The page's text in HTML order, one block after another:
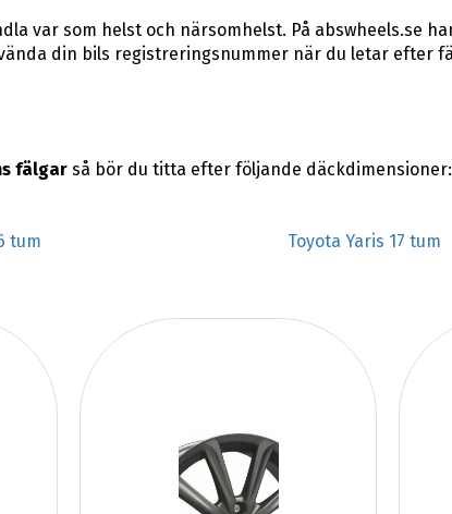
var som helst och närsomhelst. På abswheels.se
din bils registreringsnummer när du letar efter
fälgarså bör du titta efter följande däckdimensioner:
tum
Toyota Yaris 17 tum